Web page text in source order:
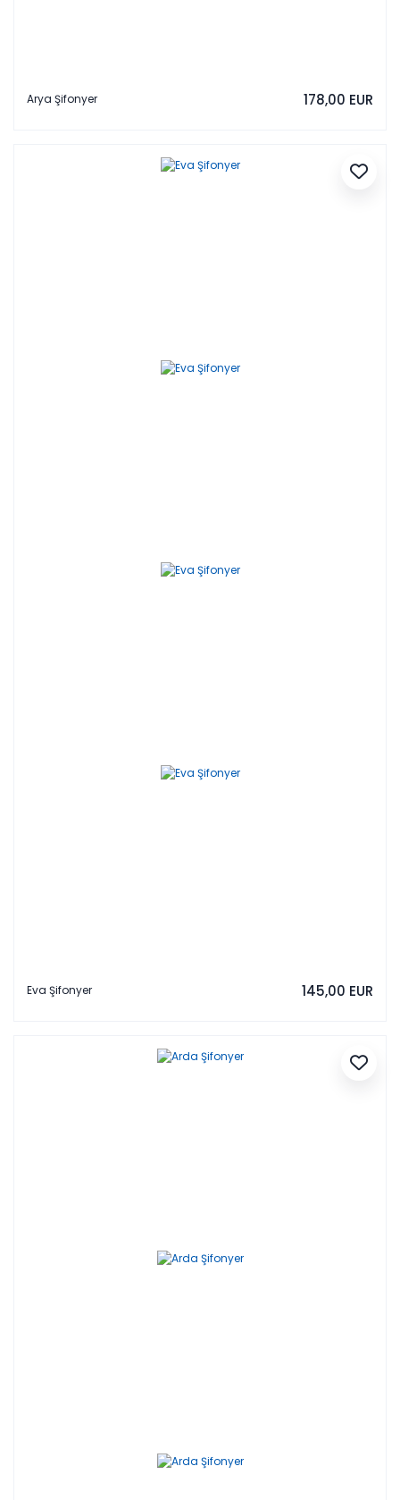
Arya Şifonyer 178,00 EUR
Eva Şifonyer 145,00 EUR